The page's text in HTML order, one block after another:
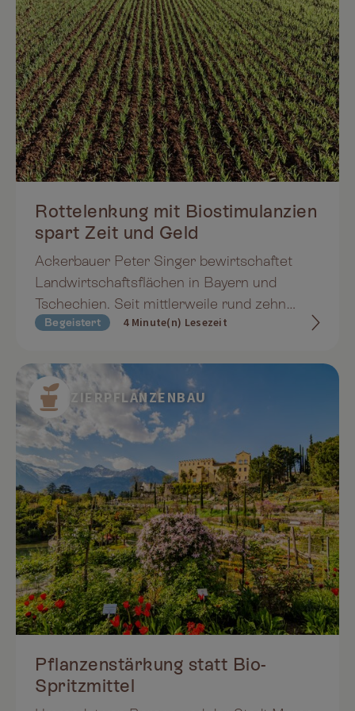
Rottelenkung mit Biostimulanzien
spart Zeit und Geld
Ackerbauer Peter Singer bewirtschaftet
Landwirtschaftsflächen in Bayern und
Tschechien. Seit mittlerweile rund zehn
Jahren setzt er dabei auf Rottelenkung mit
deshalb, weil er es satt hatte, Krankheiten
und Schädlingen ständig hinterher zu
rennen. Der fruchtbarere Boden erspart ihm
zusätzliche Bodenbearbeitung,
Düngerkosten, Spritzmittel und Spritkosten
und reduziert den Geräteverschleiß auf ein
Sechstel der früheren Kosten.
Begeistert 4 Minute(n) Lesezeit
ZIERPFLANZENBAU
Pflanzenstärkung statt Bio-
Spritzmittel